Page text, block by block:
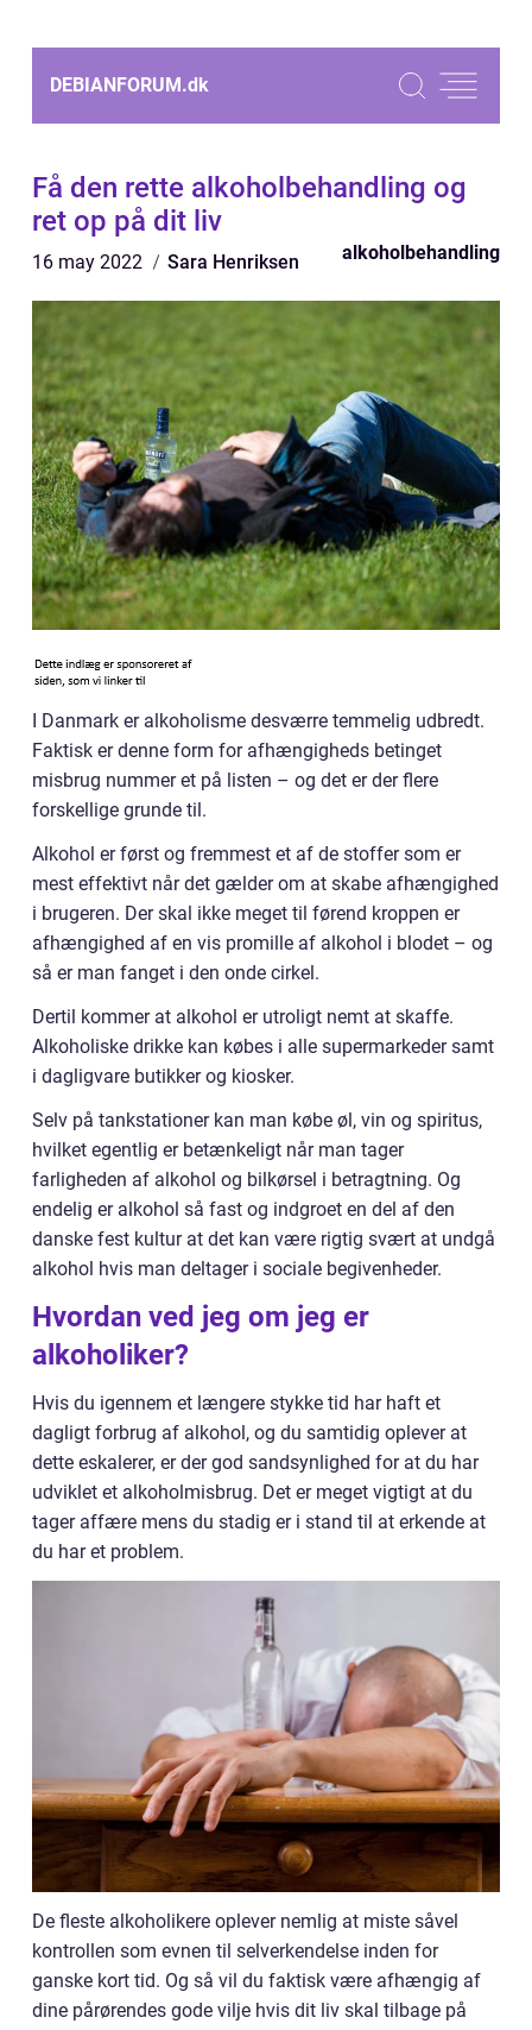
DEBIANFORUM.dk
Få den rette alkoholbehandling og
ret op på dit liv
16 may 2022 Sara Henriksen alkoholbehandling
I Danmark er alkoholisme desværre temmelig udbredt.
Faktisk er denne form for afhængigheds betinget
misbrug nummer et på listen – og det er der flere
forskellige grunde til.
Alkohol er først og fremmest et af de stoffer som er
mest effektivt når det gælder om at skabe afhængighed
i brugeren. Der skal ikke meget til førend kroppen er
afhængighed af en vis promille af alkohol i blodet – og
så er man fanget i den onde cirkel.
Dertil kommer at alkohol er utroligt nemt at skaffe.
Alkoholiske drikke kan købes i alle supermarkeder samt
i dagligvare butikker og kiosker.
Selv på tankstationer kan man købe øl, vin og spiritus,
hvilket egentlig er betænkeligt når man tager
farligheden af alkohol og bilkørsel i betragtning. Og
endelig er alkohol så fast og indgroet en del af den
danske fest kultur at det kan være rigtig svært at undgå
alkohol hvis man deltager i sociale begivenheder.
Hvordan ved jeg om jeg er
alkoholiker?
Hvis du igennem et længere stykke tid har haft et
dagligt forbrug af alkohol, og du samtidig oplever at
dette eskalerer, er der god sandsynlighed for at du har
udviklet et alkoholmisbrug. Det er meget vigtigt at du
tager affære mens du stadig er i stand til at erkende at
du har et problem.
De fleste alkoholikere oplever nemlig at miste såvel
kontrollen som evnen til selverkendelse inden for
ganske kort tid. Og så vil du faktisk være afhængig af
dine pårørendes gode vilje hvis dit liv skal tilbage på